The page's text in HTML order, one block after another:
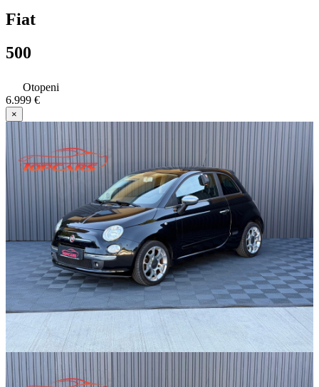
Fiat
500
Otopeni
6.999 €
×